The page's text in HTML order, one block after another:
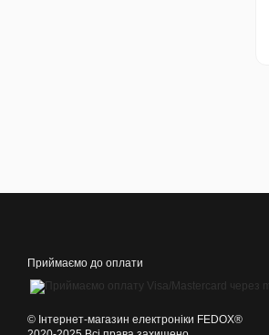
Приймаємо до оплати
©️ Інтернет-магазин електроніки FEDOX®